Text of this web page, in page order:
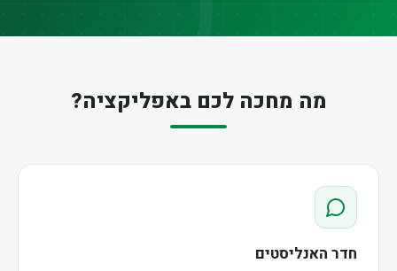
מה מחכה לכם באפליקציה?
חדר האנליסטים